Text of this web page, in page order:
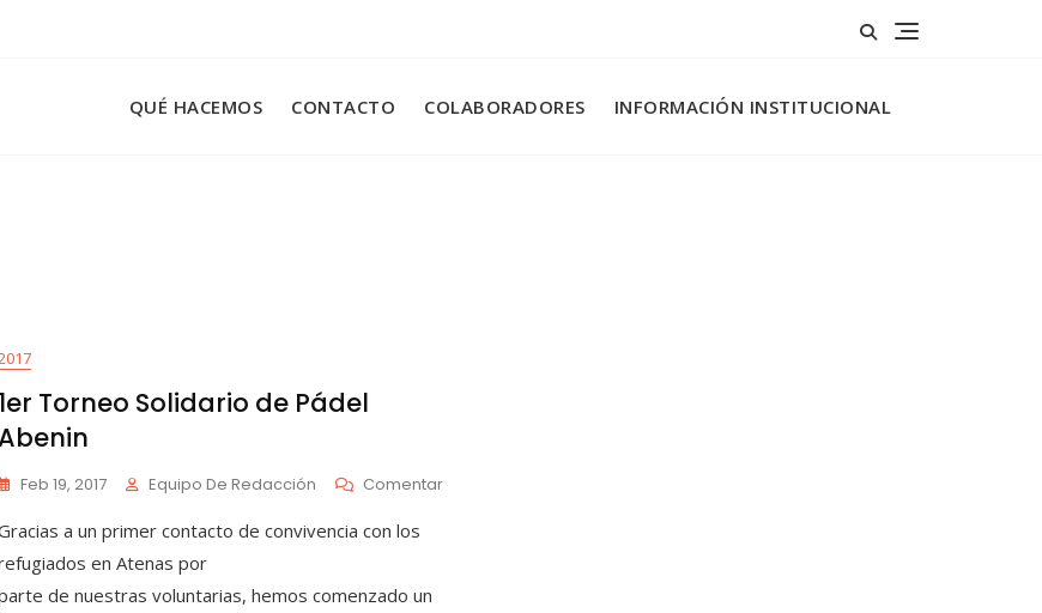
QUÉ HACEMOS
CONTACTO COLABORADORES INFORMACIÓN INSTITUCIONAL
1er Torneo Solidario de Pádel
Feb 19, 2017 Equipo De Redacción ComentarEn
a un primer contacto de convivencia con los
en Atenas por
de nuestras voluntarias, hemos comenzado un